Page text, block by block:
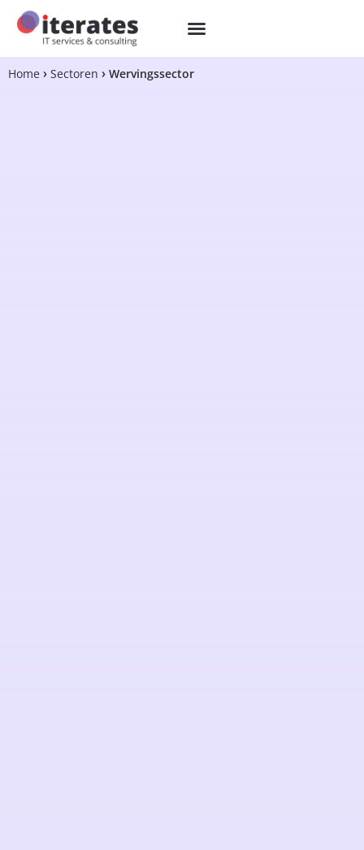
Home Sectoren Wervingssector